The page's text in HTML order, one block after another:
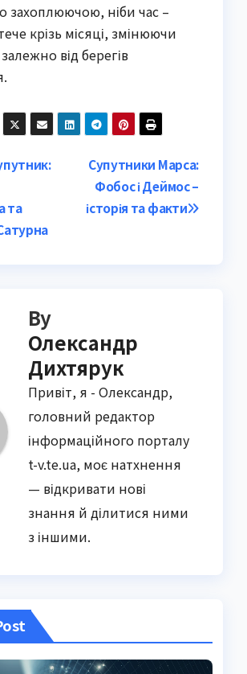
захоплюючою, ніби час –
крізь місяці, змінюючи
від берегів
Супутники Марса:
Фобос і Деймос –
історія та факти
та
By
Олександр
Дихтярук
Привіт, я - Олександр,
головний редактор
інформаційного порталу
t-v.te.ua, моє натхнення
— відкривати нові
знання й ділитися ними
з іншими.